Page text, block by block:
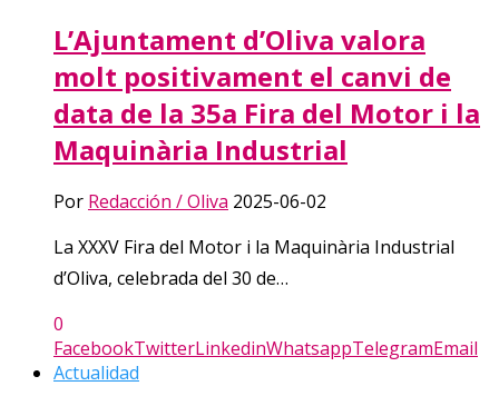
L’Ajuntament d’Oliva valora
molt positivament el canvi de
data de la 35a Fira del Motor i la
Maquinària Industrial
Por Redacción / Oliva 2025-06-02
La XXXV Fira del Motor i la Maquinària Industrial
d’Oliva, celebrada del 30 de…
0
FacebookTwitterLinkedinWhatsappTelegramEmail
Actualidad